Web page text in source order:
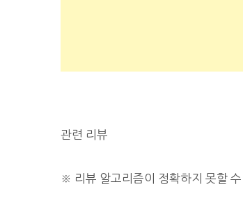
관련 리뷰
※ 리뷰 알고리즘이 정확하지 못할